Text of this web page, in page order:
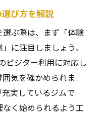
験ができる理由
選び方を紹介
ポイント
さが重要ポイント
で継続のコツを解
セスも要チェッ
び方を解説
ぶ際は、まず「体験
に注目しましょう。
ビジター利用に対応し
気を確かめられま
実しているジムで
く始められるよう工